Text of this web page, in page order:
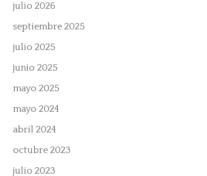
julio 2026
septiembre 2025
julio 2025
junio 2025
mayo 2025
mayo 2024
abril 2024
octubre 2023
julio 2023